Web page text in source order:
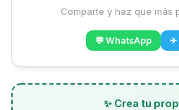
Comparte y haz que más
💬 WhatsApp ✈
✨ Crea tu